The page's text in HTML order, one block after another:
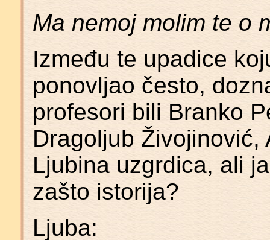
Ma nemoj molim te o
Između te upadice
ponovljao često,
profesori bili Branko
Dragoljub Živojinović,
Ljubina uzgrdica, ali
zašto istorija?
Ljuba: